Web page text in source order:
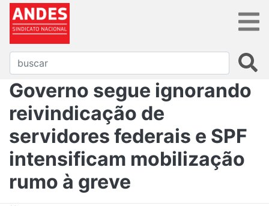
Governo segue ignorando
reivindicação de
servidores federais e SPF
intensificam mobilização
rumo à greve